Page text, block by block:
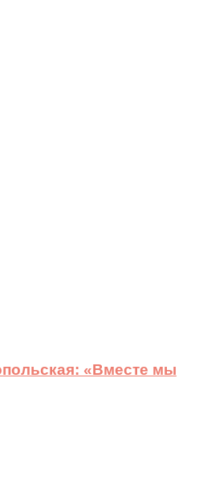
«Вместе мы